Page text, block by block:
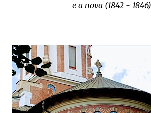
e a nova (1842 - 1846)